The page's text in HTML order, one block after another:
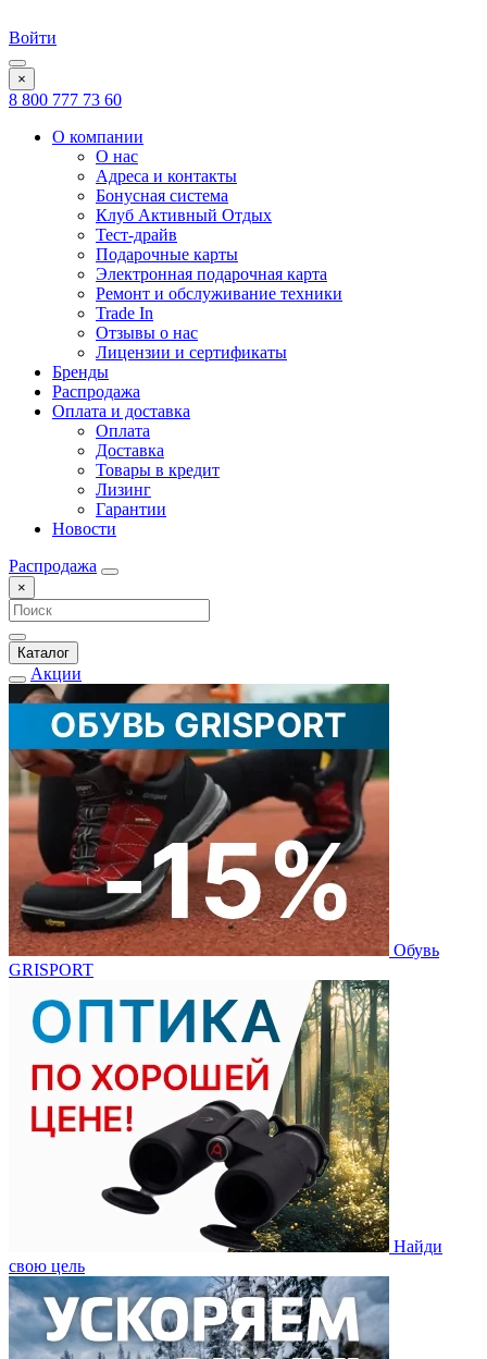
Войти
×
8 800 777 73 60
О компании
О нас
Адреса и контакты
Бонусная система
Клуб Активный Отдых
Тест-драйв
Подарочные карты
Электронная подарочная карта
Ремонт и обслуживание техники
Trade In
Отзывы о нас
Лицензии и сертификаты
Бренды
Распродажа
Оплата и доставка
Оплата
Доставка
Товары в кредит
Лизинг
Гарантии
Новости
Распродажа
×
Каталог
Акции
Обувь
GRISPORT
Найди
свою цель